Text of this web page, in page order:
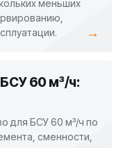
меньших
→
60 м³/ч:
для БСУ 60 м³/ч по
сменности,